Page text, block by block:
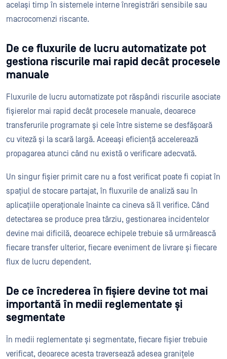
același timp în sistemele interne înregistrări sensibile sau
macrocomenzi riscante.
De ce fluxurile de lucru automatizate pot
gestiona riscurile mai rapid decât procesele
manuale
Fluxurile de lucru automatizate pot răspândi riscurile asociate
fișierelor mai rapid decât procesele manuale, deoarece
transferurile programate și cele între sisteme se desfășoară
cu viteză și la scară largă. Aceeași eficiență accelerează
propagarea atunci când nu există o verificare adecvată.
Un singur fișier primit care nu a fost verificat poate fi copiat în
spațiul de stocare partajat, în fluxurile de analiză sau în
aplicațiile operaționale înainte ca cineva să îl verifice. Când
detectarea se produce prea târziu, gestionarea incidentelor
devine mai dificilă, deoarece echipele trebuie să urmărească
fiecare transfer ulterior, fiecare eveniment de livrare și fiecare
flux de lucru dependent.
De ce încrederea în fișiere devine tot mai
importantă în medii reglementate și
segmentate
În medii reglementate și segmentate, fiecare fișier trebuie
verificat, deoarece acesta traversează adesea granițele